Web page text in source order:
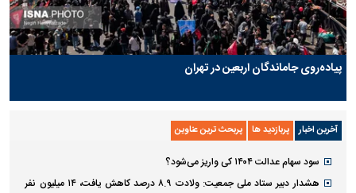
پیاده‌روی جاماندگان اربعین در تهران
آخرین اخبار پربازدید ها پربحث ترین عناوین
سود سهام عدالت ۱۴۰۴ کی واریز می‌شود؟
هشدار دبیر ستاد ملی جمعیت: ولادت ۸.۹ درصد کاهش یافت، ۱۴ میلیون نفر